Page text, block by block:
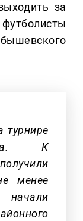
за
турнире
К
менее